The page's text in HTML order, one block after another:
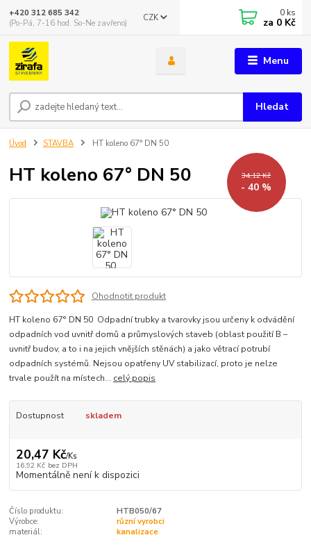
Menu
CZK
Hledat
+420 312 685 342
(Po-Pá, 7-16 hod. So-Ne zavřeno)
0 ks
za 0 Kč
Úvod STAVBA HT koleno 67° DN 50
HT koleno 67° DN 50 34,12 Kč
- 40 %
Ohodnotit produkt
HT koleno 67° DN 50 Odpadní trubky a tvarovky jsou určeny k odvádění
odpadních vod uvnitř domů a průmyslových staveb (oblast použití B –
uvnitř budov, a to i na jejich vnějších stěnách) a jako větrací potrubí
odpadních systémů. Nejsou opatřeny UV stabilizací, proto je nelze
trvale použít na místech... celý popis
Dostupnost skladem
20,47 Kč/Ks
16,92 Kč bez DPH
Momentálně není k dispozici
Číslo produktu:
HTB050/67
Výrobce:
různí vyrobci
materiál:
kanalizace